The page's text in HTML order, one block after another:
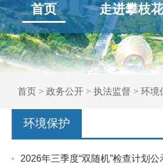
首页 走进攀枝花
首页 > 政务公开 > 执法监督 > 环境
环境保护
2026年三季度“双随机”检查计划公